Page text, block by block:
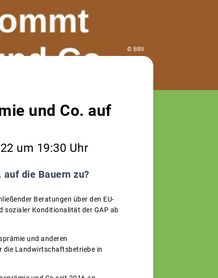
© BBV
und Co. auf
um 19:30 Uhr
auf die Bauern zu?
Beratungen über den EU-
sozialer Konditionalität der GAP ab
und anderen
die Landwirtschaftsbetriebe in